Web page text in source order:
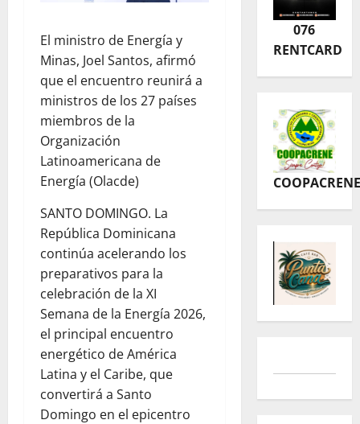
El ministro de Energía y
Minas, Joel Santos, afirmó
que el encuentro reunirá a
ministros de los 27 países
miembros de la
Organización
Latinoamericana de
Energía (Olacde)
SANTO DOMINGO. La
República Dominicana
continúa acelerando los
preparativos para la
celebración de la XI
Semana de la Energía 2026,
el principal encuentro
energético de América
Latina y el Caribe, que
convertirá a Santo
Domingo en el epicentro
076
RENTCARD
COOPACRENE